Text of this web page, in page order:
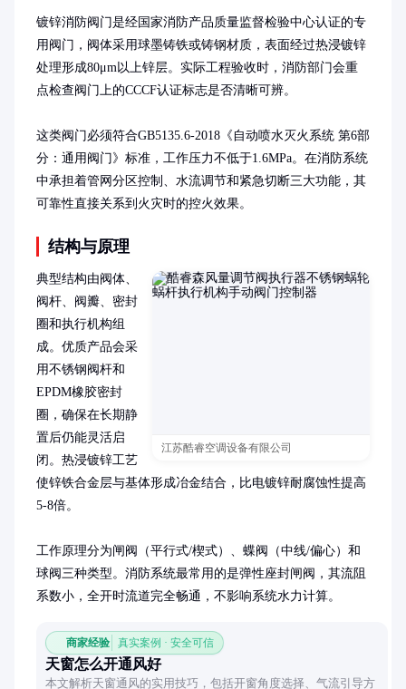
镀锌消防阀门是经国家消防产品质量监督检验中心认证的专
用阀门，阀体采用球墨铸铁或铸钢材质，表面经过热浸镀锌
处理形成80μm以上锌层。实际工程验收时，消防部门会重
点检查阀门上的CCCF认证标志是否清晰可辨。
这类阀门必须符合GB5135.6-2018《自动喷水灭火系统 第6部
分：通用阀门》标准，工作压力不低于1.6MPa。在消防系统
中承担着管网分区控制、水流调节和紧急切断三大功能，其
可靠性直接关系到火灾时的控火效果。
结构与原理
江苏酷睿空调设备有限公司
典型结构由阀体、
阀杆、阀瓣、密封
圈和执行机构组
成。优质产品会采
用不锈钢阀杆和
EPDM橡胶密封
圈，确保在长期静
置后仍能灵活启
闭。热浸镀锌工艺
使锌铁合金层与基体形成冶金结合，比电镀锌耐腐蚀性提高
5-8倍。
工作原理分为闸阀（平行式/楔式）、蝶阀（中线/偏心）和
球阀三种类型。消防系统最常用的是弹性座封闸阀，其流阻
系数小，全开时流道完全畅通，不影响系统水力计算。
商家经验 真实案例 · 安全可信
天窗怎么开通风好
本文解析天窗通风的实用技巧，包括开窗角度选择、气流引导方